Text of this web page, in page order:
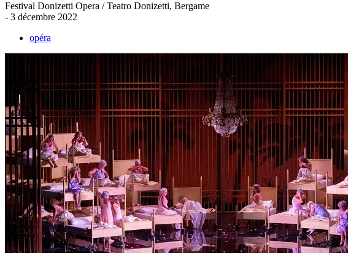
Festival Donizetti Opera / Teatro Donizetti, Bergame
- 3 décembre 2022
opéra